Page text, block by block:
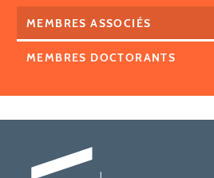
MEMBRES ASSOCIÉS
MEMBRES DOCTORANTS